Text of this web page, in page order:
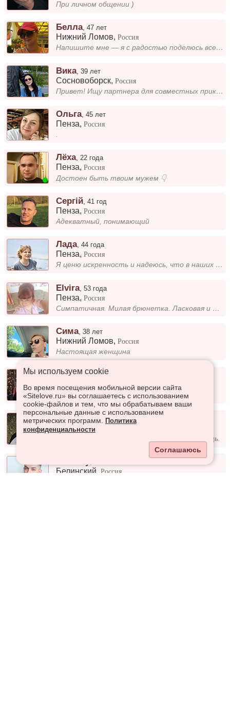
При личном общении )
Белла,47 лет
Нижний Ломов,Россия
Напишите мне — я с радостью поделюсь всем, что хочу рассказать!
Вика,39 лет
Сосновоборск,Россия
Привет! Ищу партнера для совместных приключений и построения крепких отношений. Если ты готов к серьезному, буду рада по...
Oльга,45 лет
Пенза,Россия
.
Лёха,22 года
Пенза,Россия
Достоен быть твоим мужем 👇
Сергій ,41 год
Пенза,Россия
Адекватный, понимающий
Лада,44 года
Пенза,Россия
Я ценю искренность и надеюсь, что в наших взаимоотношениях будет много честности и открытости. Мне важно видеть в челове...
Elvira,53 года
Пенза,Россия
Симпатичная. Милая брюнетка. Ласковая и нежная
Сима,38 лет
Нижний Ломов,Россия
Настоящая женщина
Dmitriy,24 года
Пенза,Россия
-
Evgen,27 лет
Пенза,Россия
Добрый, отзывчивый, всегда приду на помощь.
Белинский ,Россия
Мы используем сookie
Во время посещения мобильной версии сайта
«Sitelove.ru» вы соглашаетесь с использованием
cookie-файлов и тем, что мы обрабатываем ваши
персональные данные с использованием
метрических программ.
Политика
конфиденциальности
Соглашаюсь